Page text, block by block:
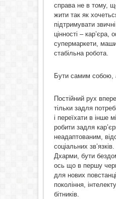
справа не в тому,
жити так як
підтримувати
цінності – кар’єра,
супермаркети,
стабільна робота.
Бути самим собою,
Постійний рух
тільки задля
і переїхати в інше
робити задля
неадаптованим,
соціальних
Дхарми, бути
ось що в першу
для нових
покоління,
бітників.